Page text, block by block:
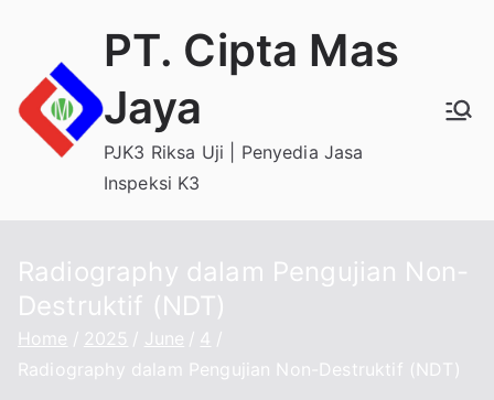
content
PT. Cipta Mas
Jaya
PJK3 Riksa Uji | Penyedia Jasa
Inspeksi K3
Radiography dalam Pengujian Non-
Destruktif (NDT)
Home 2025 June
4
Radiography dalam Pengujian Non-Destruktif (NDT)